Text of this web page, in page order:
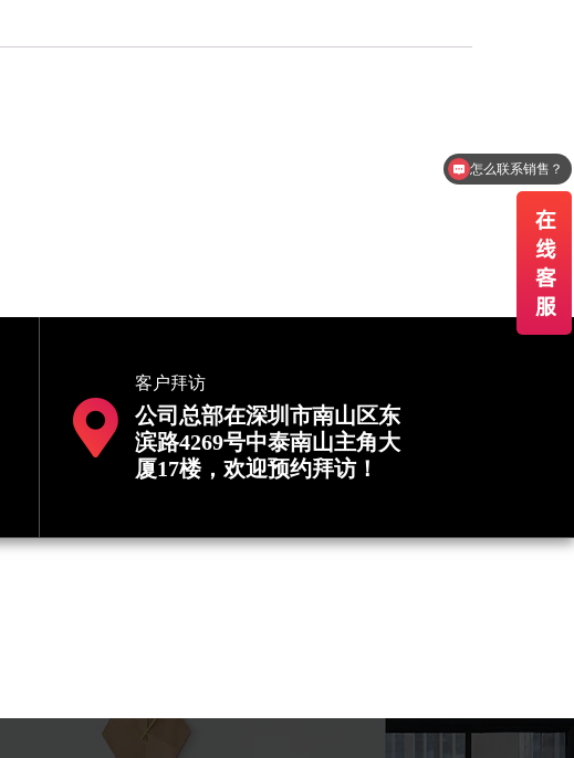
客户拜访
公司总部在深圳市南山区东
滨路4269号中泰南山主角大
厦17楼，欢迎预约拜访！
怎么联系销售？